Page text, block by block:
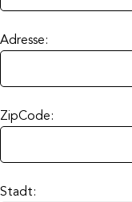
Adresse:
ZipCode:
Stadt: